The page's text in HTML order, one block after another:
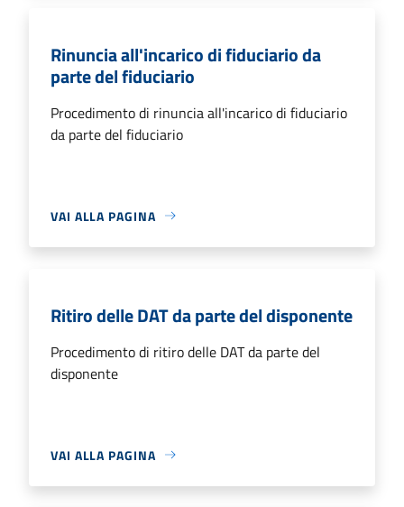
Rinuncia all'incarico di fiduciario da
parte del fiduciario
Procedimento di rinuncia all'incarico di fiduciario
da parte del fiduciario
VAI ALLA PAGINA
Ritiro delle DAT da parte del disponente
Procedimento di ritiro delle DAT da parte del
disponente
VAI ALLA PAGINA